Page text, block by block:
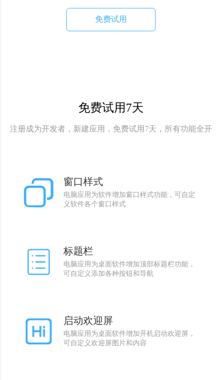
免费试用
免费试用7天
注册成为开发者，新建应用，免费试用7天，所有功能全开
窗口样式
电脑应用为软件增加窗口样式功能，可自定
义软件各个窗口样式
标题栏
电脑应用为桌面软件增加顶部标题栏功能，
可自定义添加各种按钮和导航
启动欢迎屏
电脑应用为桌面软件增加开机启动欢迎屏，
可自定义欢迎屏图片和内容